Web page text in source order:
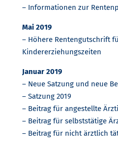
– Informationen zur
Mai 2019
– Höhere Rentengutschrift
Kindererziehungszeiten
Januar 2019
– Neue Satzung und neue
– Satzung 2019
– Beitrag für angestellte
– Beitrag für selbststätige
– Beitrag für nicht ärztlich